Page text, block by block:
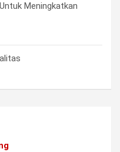
Meningkatkan